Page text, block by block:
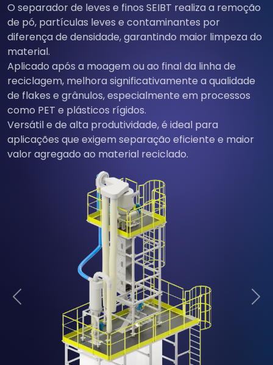
O separador de leves e finos SEIBT realiza a remoção
de pó, partículas leves e contaminantes por
diferença de densidade, garantindo maior limpeza do
material.
Aplicado após a moagem ou ao final da linha de
reciclagem, melhora significativamente a qualidade
de flakes e grânulos, especialmente em processos
como PET e plásticos rígidos.
Versátil e de alta produtividade, é ideal para
aplicações que exigem separação eficiente e maior
valor agregado ao material reciclado.
Anterior